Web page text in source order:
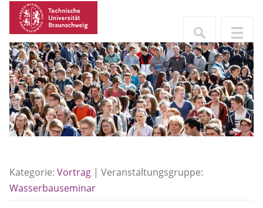
Kategorie: Vortrag | Veranstaltungsgruppe:
Wasserbauseminar